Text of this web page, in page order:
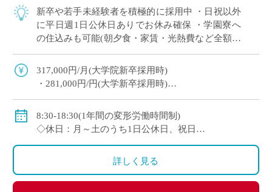
新卒や若手未経験者を積極的に採用中 ・日祝以外
に平日週1日公休日ありでお休み確保 ・学園寮へ
の住込みも可能(朝夕食・家賃・光熱費など全額学
活的な自立を全面的にバックアップ ・ […]
317,000円/月(大学院新卒採用時)
・281,000円/円(大学新卒採用時)
◇手当：各種有
・通勤手当：上限50,000円)
・住居手当：賃貸の場合は上限27,000円)
・その他、扶養等の諸手当が条件に応じて支給あり
◇保険：私学共済、雇用保険など
8:30-18:30(1年間の変形労働時間制)
◇休日：月～土のうち1日公休日、祝日
詳しく見る